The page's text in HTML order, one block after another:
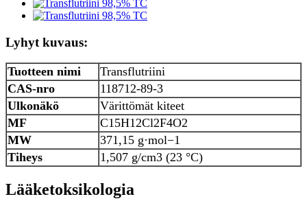
Lyhyt kuvaus:
Tuotteen nimi
Transflutriini
CAS-nro
118712-89-3
Ulkonäkö
Värittömät kiteet
MF
C15H12Cl2F4O2
MW
371,15 g·mol−1
Tiheys
1,507 g/cm3 (23 °C)
Lääketoksikologia